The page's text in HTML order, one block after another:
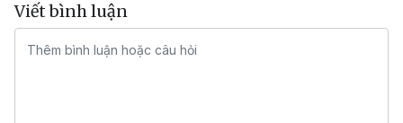
Viết bình luận